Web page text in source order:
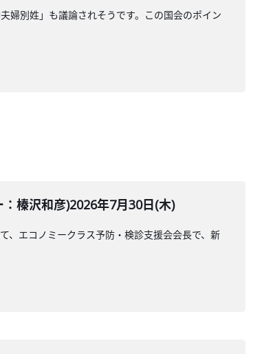
婦別姓」も議論されそうです。この国会のポイン
榛沢和彦)2026年7月30日(木)
、エコノミークラス予防・検診支援会会長で、新